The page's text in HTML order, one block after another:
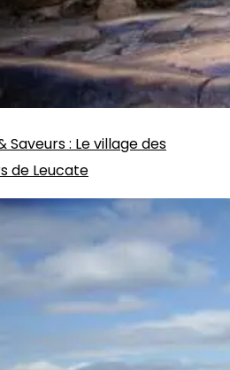
Saveurs: Le village des
de Leucate